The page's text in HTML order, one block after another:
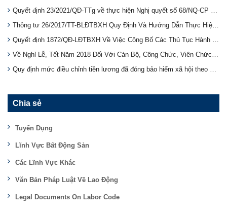
Quyết định 23/2021/QĐ-TTg về thực hiện Nghị quyết số 68/NQ-CP chính sách hỗ trợ NLĐ và người SDLĐ gặp khó khăn do đại dịch COVID-19
Thông tư 26/2017/TT-BLĐTBXH Quy Định Và Hướng Dẫn Thực Hiện Chế Độ Bảo Hiểm Tai Nạn Lao Động, Bệnh Nghề Nghiệp Bắt Buộc
Quyết định 1872/QĐ-LĐTBXH Về Việc Công Bố Các Thủ Tục Hành Chính Thuộc Phạm Vi Chức Năng Quản Lý Nhà Nước Của Bộ Lao Động - Thương Binh Và Xã Hội
Về Nghỉ Lễ, Tết Năm 2018 Đối Với Cán Bộ, Công Chức, Viên Chức Và Người Lao Động Của Các Cơ Quan Hành Chính, Sự Nghiệp, Tổ Chức Chính Trị, Tổ Chức Chính Trị - Xã Hội theo thông báo số Số: 5427/TB-LĐTBX
Quy định mức điều chỉnh tiền lương đã đóng bảo hiểm xã hội theo 32/2017/TT-BLĐTBXH
Chia sẻ
Tuyển Dụng
Lĩnh Vực Bất Động Sản
Các Lĩnh Vực Khác
Văn Bản Pháp Luật Về Lao Động
Legal Documents On Labor Code